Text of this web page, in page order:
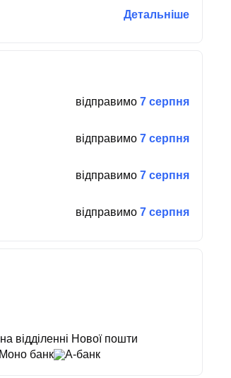
Детальніше
відправимо 7 серпня
відправимо 7 серпня
відправимо 7 серпня
відправимо 7 серпня
на відділенні Нової пошти
Моно банк А-банк